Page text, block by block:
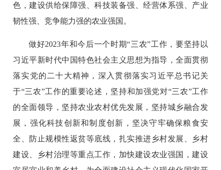
色，建设供给保障强、科技装备强、经营体系强、产业
韧性强、竞争能力强的农业强国。
做好2023年和今后一个时期“三农”工作，要坚持以
习近平新时代中国特色社会主义思想为指导，全面贯彻
落实党的二十大精神，深入贯彻落实习近平总书记关
于“三农”工作的重要论述，坚持和加强党对“三农”工作
的全面领导，坚持农业农村优先发展，坚持城乡融合发
展，强化科技创新和制度创新，坚决守牢确保粮食安
全、防止规模性返贫等底线，扎实推进乡村发展、乡村
建设、乡村治理等重点工作，加快建设农业强国，建设